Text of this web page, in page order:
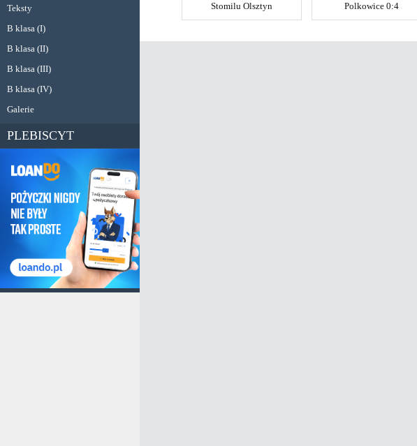
Teksty
B klasa (I)
B klasa (II)
B klasa (III)
B klasa (IV)
Galerie
PLEBISCYT
Stomilu Olsztyn
Polkowice 0:4